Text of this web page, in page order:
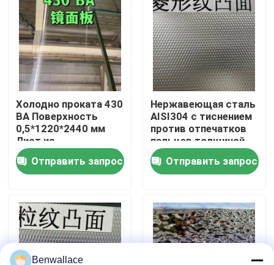
О нас
экскурсия по заводу
Контроль качества
Свяжитесь с нами
Случаи
Запросите цитату
Холодно проката 430
BA Поверхность
0,5*1220*2440 мм
Лист из
нержавеющей стали
с зеркальной
поверхностью 6K
Отправить запрос
Нержавеющая сталь
AISI304 с тиснением
против отпечатков
пальцев толщиной
0,4 - 3,0 мм для
архитектурных
применений
Отправить запрос
Benwallace